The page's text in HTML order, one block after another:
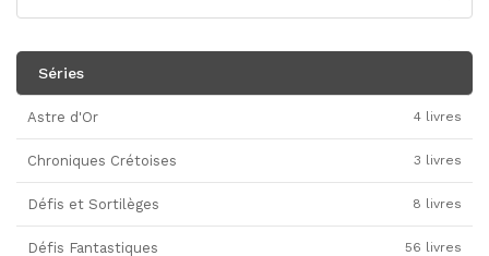
Séries
Astre d'Or 4 livres
Chroniques Crétoises 3 livres
Défis et Sortilèges 8 livres
Défis Fantastiques 56 livres